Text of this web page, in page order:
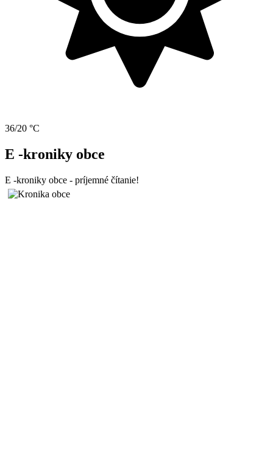
36/20 °C
E -kroniky obce
E -kroniky obce - príjemné čítanie!